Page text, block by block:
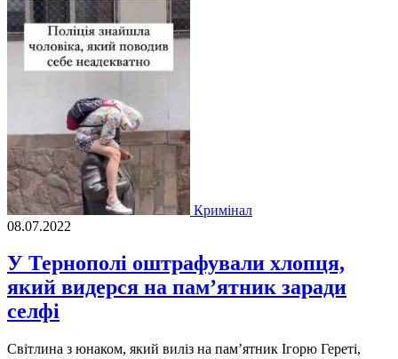
Кримінал
08.07.2022
У Тернополі оштрафували хлопця,
який видерся на пам’ятник заради
селфі
Свiтлина з юнаком, який вилiз на пам’ятник Iгорю Геретi,